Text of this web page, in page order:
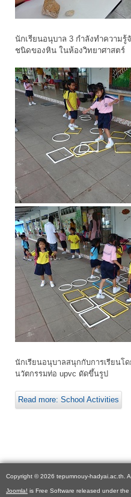
นักเรียนอนุบาล 3 กำลังทำความ
ชนิดของหิน ในห้องวิทยาศาสตร์
นักเรียนอนุบาลสนุกกับการเรียนโ
นวัตกรรมท่อ upvc ดัดขึ้นรูป
Read more: School Activities
Copyright © 2026 tepumnouy-hadyai.ac.th.
Joomla! is Free Software released under the